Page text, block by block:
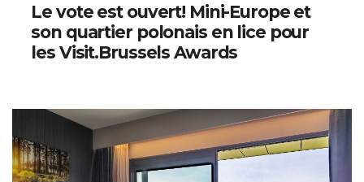
Le vote est ouvert! Mini-Europe et
son quartier polonais en lice pour
les Visit.Brussels Awards